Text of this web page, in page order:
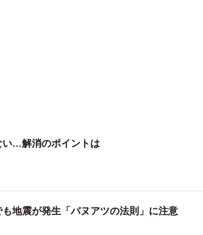
い…解消のポイントは
も地震が発生「バヌアツの法則」に注意